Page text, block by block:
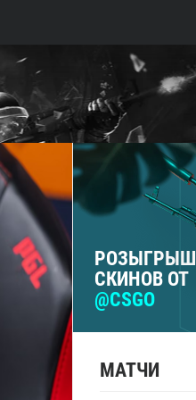
РОЗЫГРЫШ
СКИНОВ ОТ
@CSGO
МАТЧИ